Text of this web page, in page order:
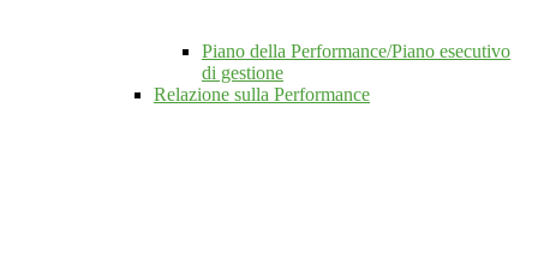
Piano della Performance/Piano esecutivo
di gestione
Relazione sulla Performance